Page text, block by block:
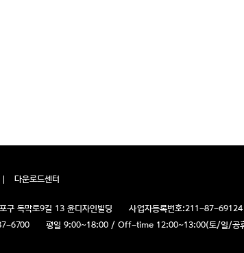
다운로드센터
구 독막로9길 13 윤디자인빌딩 사업자등록번호:211-87-69124
6700 평일 9:00~18:00 / Off-time 12:00~13:00(토/일/공